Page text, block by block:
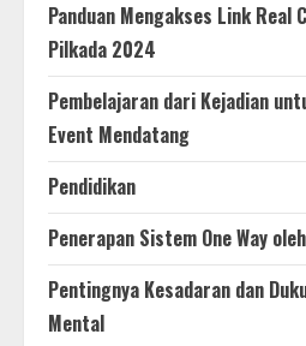
Panduan Mengakses Link Real
Pilkada 2024
Pembelajaran dari Kejadian
Event Mendatang
Pendidikan
Penerapan Sistem One Way
Pentingnya Kesadaran dan
Mental